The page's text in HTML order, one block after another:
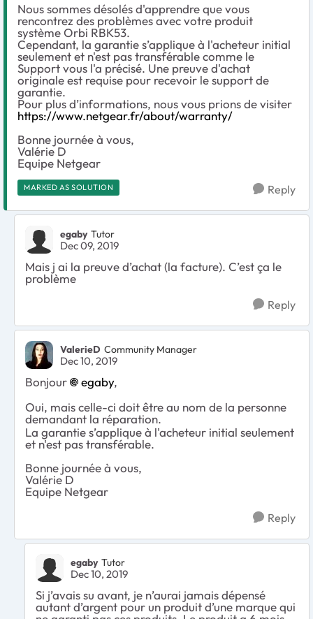
Nous sommes désolés d'apprendre que vous
rencontrez des problèmes avec votre produit
système Orbi RBK53.
Cependant, la garantie s’applique à l'acheteur initial
seulement et n'est pas transférable comme le
Support vous l'a précisé. Une preuve d'achat
originale est requise pour recevoir le support de
garantie.
Pour plus d’informations, nous vous prions de visiter
https://www.netgear.fr/about/warranty/
Bonne journée à vous,
Valérie D
Equipe Netgear
MARKED AS SOLUTION Reply
egaby Tutor
Dec 09, 2019
Mais j ai la preuve d’achat (la facture). C’est ça le
problème
Reply
ValerieD Community Manager
Dec 10, 2019
Bonjour egaby,
Oui, mais celle-ci doit être au nom de la personne
demandant la réparation.
La garantie s’applique à l'acheteur initial seulement
et n'est pas transférable.
Bonne journée à vous,
Valérie D
Equipe Netgear
Reply
egaby Tutor
Dec 10, 2019
Si j’avais su avant, je n’aurai jamais dépensé
autant d’argent pour un produit d’une marque qui